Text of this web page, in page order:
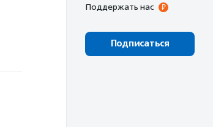
Поддержать нас
Подписаться